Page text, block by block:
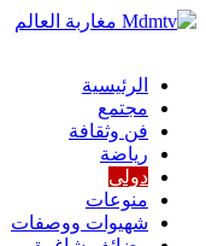
الرئيسية
مجتمع
فن وثقافة
رياضة
دولي
منوعات
شهيوات ووصفات